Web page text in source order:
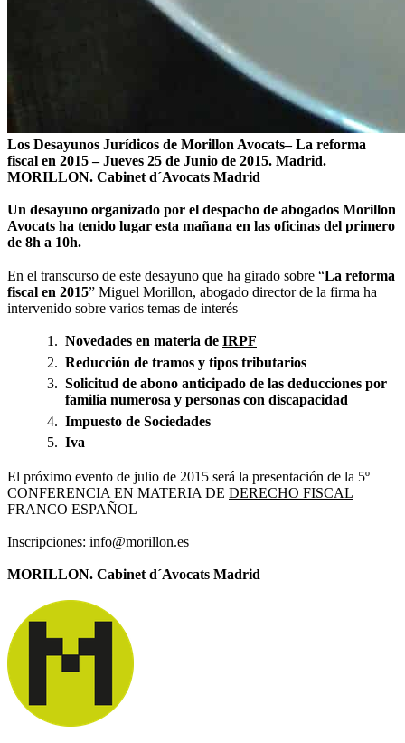
Los Desayunos Jurídicos de Morillon Avocats– La reforma
fiscal en 2015 – Jueves 25 de Junio de 2015. Madrid.
MORILLON. Cabinet d´Avocats Madrid
Un desayuno organizado por el despacho de abogados Morillon
Avocats ha tenido lugar esta mañana en las oficinas del primero
de 8h a 10h.
En el transcurso de este desayuno que ha girado sobre “La reforma
fiscal en 2015” Miguel Morillon, abogado director de la firma ha
intervenido sobre varios temas de interés
Novedades en materia de IRPF
Reducción de tramos y tipos tributarios
Solicitud de abono anticipado de las deducciones por
familia numerosa y personas con discapacidad
Impuesto de Sociedades
Iva
El próximo evento de julio de 2015 será la presentación de la 5º
CONFERENCIA EN MATERIA DE DERECHO FISCAL
FRANCO ESPAÑOL
Inscripciones: info@morillon.es
MORILLON. Cabinet d´Avocats Madrid